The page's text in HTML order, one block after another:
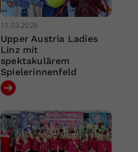
11.03.2026
Upper Austria Ladies
Linz mit
spektakulärem
Spielerinnenfeld